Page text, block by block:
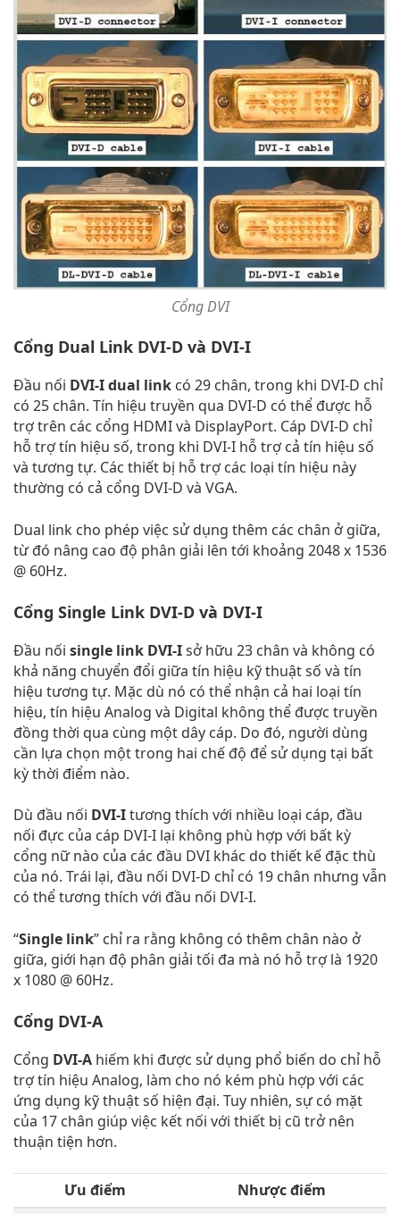
Cổng DVI
Cổng Dual Link DVI-D và DVI-I
Đầu nối DVI-I dual link có 29 chân, trong khi DVI-D chỉ
có 25 chân. Tín hiệu truyền qua DVI-D có thể được hỗ
trợ trên các cổng HDMI và DisplayPort. Cáp DVI-D chỉ
hỗ trợ tín hiệu số, trong khi DVI-I hỗ trợ cả tín hiệu số
và tương tự. Các thiết bị hỗ trợ các loại tín hiệu này
thường có cả cổng DVI-D và VGA.
Dual link cho phép việc sử dụng thêm các chân ở giữa,
từ đó nâng cao độ phân giải lên tới khoảng 2048 x 1536
@ 60Hz.
Cổng Single Link DVI-D và DVI-I
Đầu nối single link DVI-Isở hữu 23 chân và không có
khả năng chuyển đổi giữa tín hiệu kỹ thuật số và tín
hiệu tương tự. Mặc dù nó có thể nhận cả hai loại tín
hiệu, tín hiệu Analog và Digital không thể được truyền
đồng thời qua cùng một dây cáp. Do đó, người dùng
cần lựa chọn một trong hai chế độ để sử dụng tại bất
kỳ thời điểm nào.
Dù đầu nối DVI-Itương thích với nhiều loại cáp, đầu
nối đực của cáp DVI-I lại không phù hợp với bất kỳ
cổng nữ nào của các đầu DVI khác do thiết kế đặc thù
của nó. Trái lại, đầu nối DVI-D chỉ có 19 chân nhưng vẫn
có thể tương thích với đầu nối DVI-I.
“Single link” chỉ ra rằng không có thêm chân nào ở
giữa, giới hạn độ phân giải tối đa mà nó hỗ trợ là 1920
x 1080 @ 60Hz.
Cổng DVI-A
Cổng DVI-A hiếm khi được sử dụng phổ biến do chỉ hỗ
trợ tín hiệu Analog, làm cho nó kém phù hợp với các
ứng dụng kỹ thuật số hiện đại. Tuy nhiên, sự có mặt
của 17 chân giúp việc kết nối với thiết bị cũ trở nên
thuận tiện hơn.
Ưu điểm
Nhược điểm